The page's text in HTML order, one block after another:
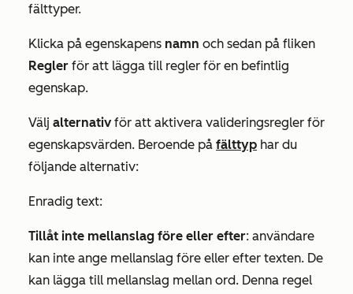
fälttyper.
Klicka på egenskapens namn och sedan på fliken
Regler för att lägga till regler för en befintlig
egenskap.
Välj alternativför att aktivera valideringsregler för
egenskapsvärden. Beroende på fälttyp har du
följande alternativ:
Enradig text:
Tillåt inte mellanslag före eller efter: användare
kan inte ange mellanslag före eller efter texten. De
kan lägga till mellanslag mellan ord. Denna regel